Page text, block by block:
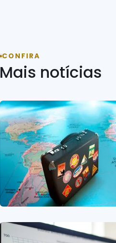
CONFIRA
Mais notícias